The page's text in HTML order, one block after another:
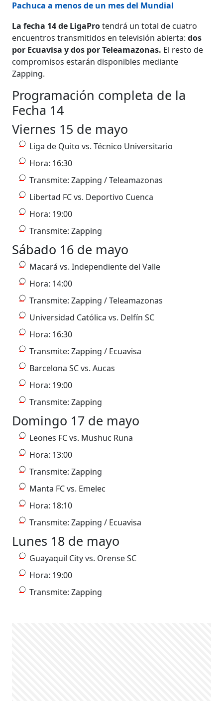
Pachuca a menos de un mes del Mundial
La fecha 14 de LigaProtendrá un total de cuatro
encuentros transmitidos en televisión abierta:dos
por Ecuavisa y dos por Teleamazonas. El resto de
compromisos estarán disponibles mediante
Zapping.
Programación completa de la
Fecha 14
Viernes 15 de mayo
Liga de Quito vs. Técnico Universitario
Hora: 16:30
Transmite: Zapping / Teleamazonas
Libertad FC vs. Deportivo Cuenca
Hora: 19:00
Transmite: Zapping
Sábado 16 de mayo
Macará vs. Independiente del Valle
Hora: 14:00
Transmite: Zapping / Teleamazonas
Universidad Católica vs. Delfín SC
Hora: 16:30
Transmite: Zapping / Ecuavisa
Barcelona SC vs. Aucas
Hora: 19:00
Transmite: Zapping
Domingo 17 de mayo
Leones FC vs. Mushuc Runa
Hora: 13:00
Transmite: Zapping
Manta FC vs. Emelec
Hora: 18:10
Transmite: Zapping / Ecuavisa
Lunes 18 de mayo
Guayaquil City vs. Orense SC
Hora: 19:00
Transmite: Zapping